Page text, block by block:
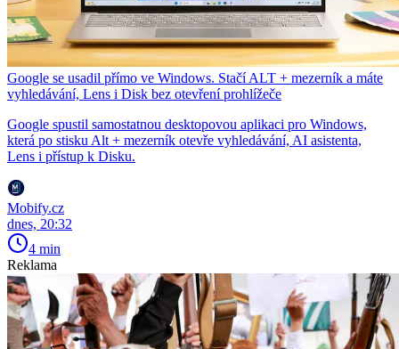
Google se usadil přímo ve Windows. Stačí ALT + mezerník a máte
vyhledávání, Lens i Disk bez otevření prohlížeče
Google spustil samostatnou desktopovou aplikaci pro Windows,
která po stisku Alt + mezerník otevře vyhledávání, AI asistenta,
Lens i přístup k Disku.
Mobify.cz
dnes, 20:32
4 min
Reklama